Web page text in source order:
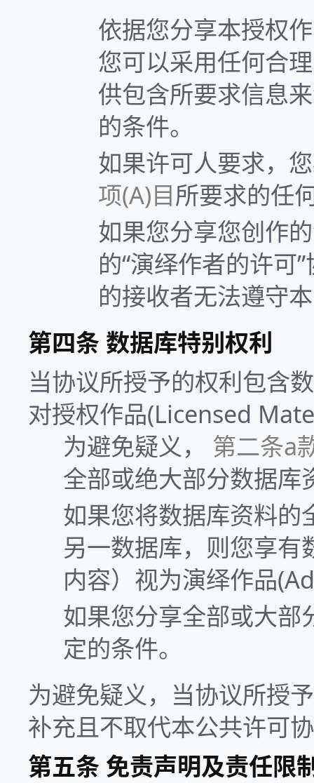
依据您分享本授权
您可以采用任何合
供包含所要求信息
的条件。
如果许可人要求，
项(A)目所要求的任
如果您分享您创作
的“演绎作者的许
的接收者无法遵守
第四条 数据库特别权利
当协议所授予的权利包含
对授权作品(Licensed
为避免疑义， 第二条a
全部或绝大部分数据库
如果您将数据库资料的
另一数据库，则您享
内容）视为演绎作品
如果您分享全部或大
定的条件。
为避免疑义，当协议所授
补充且不取代本公共许可
第五条 免责声明及责任限